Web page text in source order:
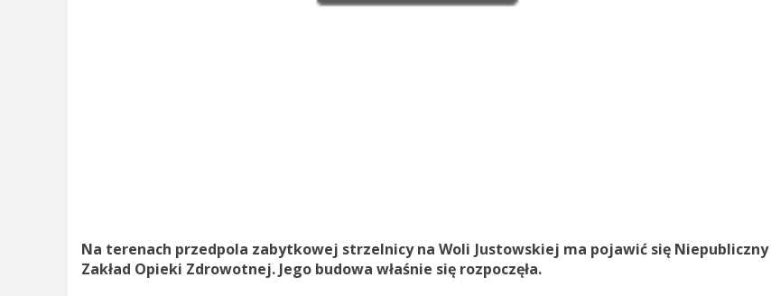
Na terenach przedpola zabytkowej strzelnicy na Woli Justowskiej ma pojawić się Niepubliczny
Zakład Opieki Zdrowotnej. Jego budowa właśnie się rozpoczęła.